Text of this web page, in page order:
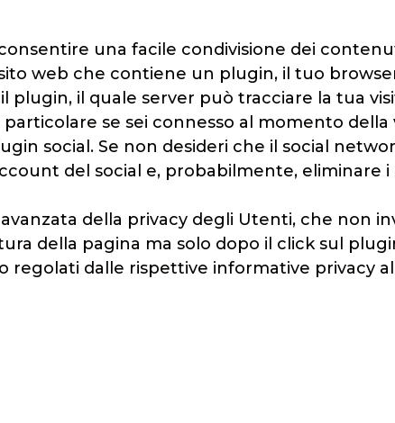
una facile condivisione dei
web che contiene un plugin, il tuo
il quale server può tracciare la tua
se sei connesso al momento della
social. Se non desideri che il social
del social e, probabilmente, eliminare i
della privacy degli Utenti, che non
della pagina ma solo dopo il click sul
regolati dalle rispettive informative privacy